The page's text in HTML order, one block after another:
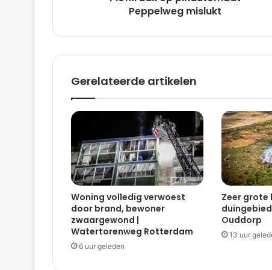
i
t
o
m
t
P
e
p
p
e
l
w
e
Peppelweg mislukt
Gerelateerde artikelen
Woning volledig verwoest
door brand, bewoner
zwaargewond |
Watertorenweg Rotterdam
6 uur geleden
Zeer grote
Ouddorp
13 uur